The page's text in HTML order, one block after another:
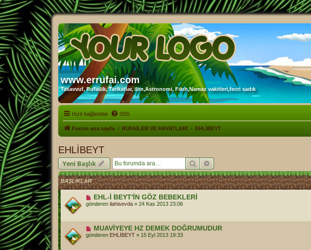
www.errufai.com
Tasavvuf, Rufailik, Tarikatlar, ilim,Astronomi, Fıkıh,Namaz vakitleri,fecri sadık
Hızlı bağlantılar SSS
Forum ana sayfa RUFAİLER VE HAYATLARI EHLİBEYT
EHLİBEYT
Yeni Başlık Ara
BAŞLIKLAR
EHL-İ BEYT'İN GÖZ BEBEKLERİ
gönderen ilahisevda » 24 Kas 2013 23:06
MUAVİYEYE HZ DEMEK DOĞRUMUDUR
gönderen EHLİBEYT » 15 Eyl 2013 19:33